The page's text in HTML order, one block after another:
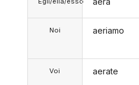
Noi
Voi
aeriamo
aerate